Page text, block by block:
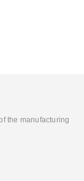
the manufacturing